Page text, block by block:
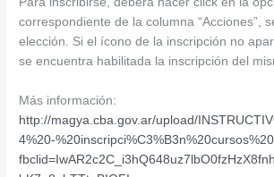
correspondiente de la columna “Acciones”,
elección. Si el ícono de la inscripción no
se encuentra habilitada la inscripción del
Más información:
http://magya.cba.gov.ar/upload/
4%20-